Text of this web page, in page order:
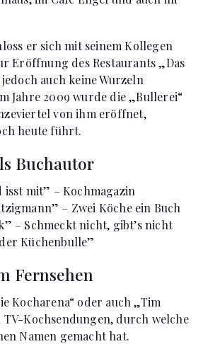
er sich mit seinem Kollegen
Eröffnung des Restaurants „Das
auch keine Wurzeln
Jahre 2009 wurde die „Bullerei“
von ihm eröffnet,
heute führt.
Buchautor
isst mit” – Kochmagazin
– Zwei Köche ein Buch
– Schmeckt nicht, gibt’s nicht
Küchenbulle”
Fernsehen
Kocharena“ oder auch „Tim
Kochsendungen, durch welche
Namen gemacht hat.